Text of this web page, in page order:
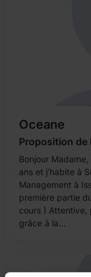
Oceane
Proposition
Bonjour
ans et j’habite à
Management à
première partie
cours ) Attentive,
grâce à la...